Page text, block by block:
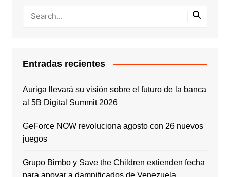
Entradas recientes
Auriga llevará su visión sobre el futuro de la banca
al 5B Digital Summit 2026
GeForce NOW revoluciona agosto con 26 nuevos
juegos
Grupo Bimbo y Save the Children extienden fecha
para apoyar a damnificados de Venezuela